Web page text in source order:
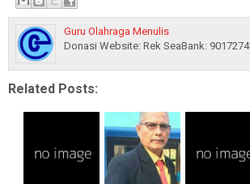
Guru Olahraga Menulis
Donasi Website: Rek SeaBank:
Related Posts: